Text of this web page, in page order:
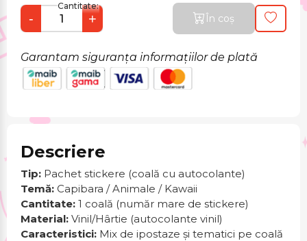
Cantitate:
- + În coș
Garantam siguranța informațiilor de plată
Descriere
Tip: Pachet stickere (coală cu autocolante)
Temă: Capibara / Animale / Kawaii
Cantitate: 1 coală (număr mare de stickere)
Material: Vinil/Hârtie (autocolante vinil)
Caracteristici: Mix de ipostaze și tematici pe coală